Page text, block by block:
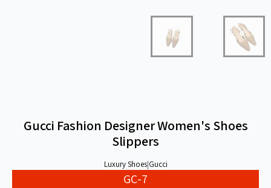
Gucci Fashion Designer Women's Shoes
Slippers
Gucci
|
Luxury Shoes
GC-7